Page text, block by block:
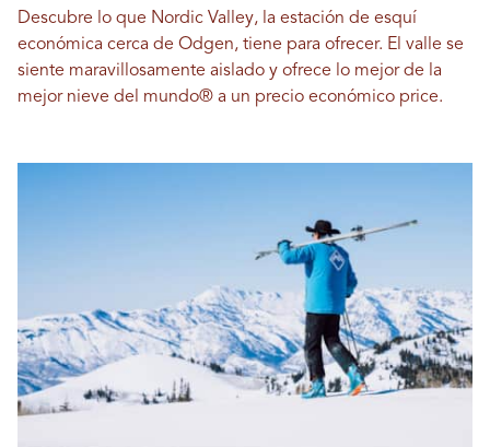
Descubre lo que Nordic Valley, la estación de esquí
económica cerca de Odgen, tiene para ofrecer. El valle se
siente maravillosamente aislado y ofrece lo mejor de la
mejor nieve del mundo® a un precio económico price.